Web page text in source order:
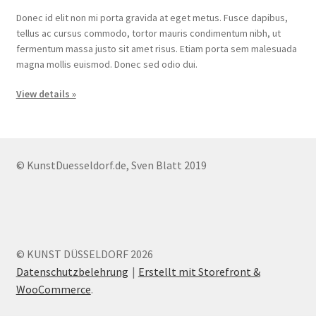
Donec id elit non mi porta gravida at eget metus. Fusce dapibus,
tellus ac cursus commodo, tortor mauris condimentum nibh, ut
fermentum massa justo sit amet risus. Etiam porta sem malesuada
magna mollis euismod. Donec sed odio dui.
View details »
© KunstDuesseldorf.de, Sven Blatt 2019
© KUNST DÜSSELDORF 2026
Datenschutzbelehrung
Erstellt mit Storefront &
WooCommerce.